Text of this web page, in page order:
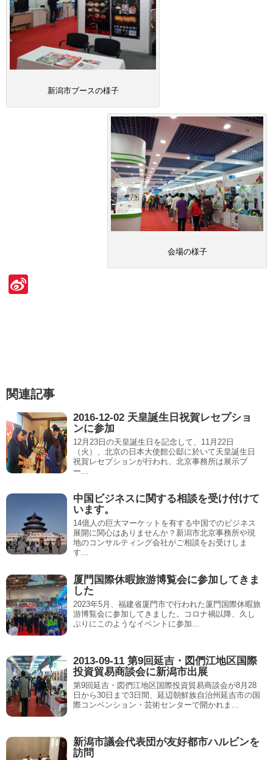
新潟市ブースの様子
会場の様子
b
o
関連記事
2016-12-02 天皇誕生日祝賀レセプショ
ンに参加
12月23日の天皇誕生日を記念して、11月22日
（火）、北京の日本大使館公邸に於いて天皇誕生日
祝賀レセプションが行われ、北京事務所は展示ブ
ー...
中国ビジネスに関する相談を受け付けて
います。
14億人の巨大マーケットを有する中国でのビジネス
展開に関心はありませんか？新潟市北京事務所や現
地のコンサルティング会社がご相談をお受けしま
す...
厦門国際休暇旅游博覧会に参加してきま
した
2023年5月、福建省厦門市で行われた厦門国際休暇旅
游博覧会に参加してきました。コロナ禍以降、久し
ぶりにこのようなイベントに参加...
2013-09-11 第9回延吉・図們江地区国際
投資貿易商談会に新潟市出展
第9回延吉・図們江地区国際投資貿易商談会が8月28
日から30日まで3日間、延辺朝鮮族自治州延吉市の国
際コンベンション・芸術センターで開かれま...
新潟市議会代表団が友好都市ハルビンを
訪問